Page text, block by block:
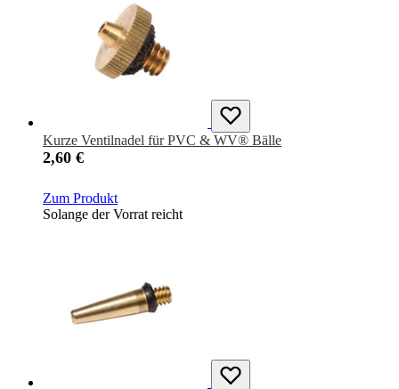
Kurze Ventilnadel für PVC & WV® Bälle
2,60 €
Zum Produkt
Solange der Vorrat reicht